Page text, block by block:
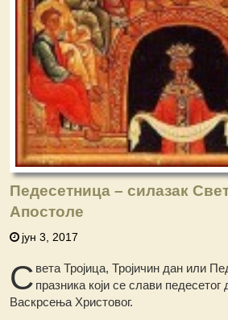
Педесетница – силазак
Апостоле
јун 3, 2017
С вета Тројица, Тројичин дан или
празника који се слави педесетог
Васкрсења Христовог.